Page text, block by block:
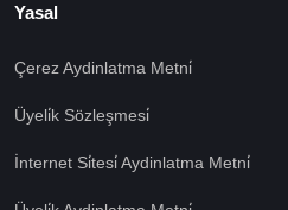
Yasal
Çerez Aydinlatma Metni̇
Üyeli̇k Sözleşmesi̇
İnternet Si̇tesi̇ Aydinlatma Metni̇